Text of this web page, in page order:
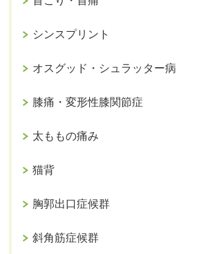
シンスプリント
オスグッド・シュラッター病
膝痛・変形性膝関節症
太ももの痛み
猫背
胸郭出口症候群
斜角筋症候群